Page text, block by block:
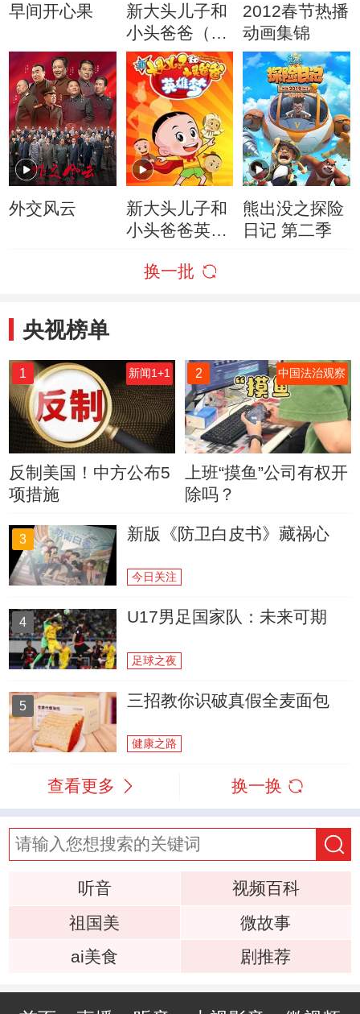
早间开心果
新大头儿子和
小头爸爸（动
画真人情景
剧）
2012春节热播
动画集锦
外交风云
新大头儿子和
小头爸爸英雄
熊出没之探险
日记 第二季
换一批
央视榜单
1 新闻1+1
反制美国！中方公布5
项措施
2 中国法治观察
上班“摸鱼”公司有权开
除吗？
3 新版《防卫白皮书》藏祸心
今日关注
4 U17男足国家队：未来可期
足球之夜
5 三招教你识破真假全麦面包
健康之路
查看更多 换一换
听音
视频百科
祖国美
微故事
ai美食
剧推荐